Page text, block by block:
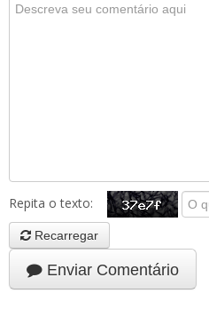
Repita o texto:
Recarregar
Enviar Comentário